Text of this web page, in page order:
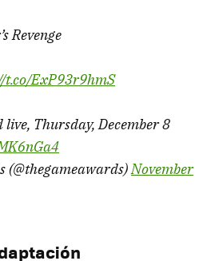
Revenge
t.co/ExP93r9hmS
Thursday, December 8
(@thegameawards)November